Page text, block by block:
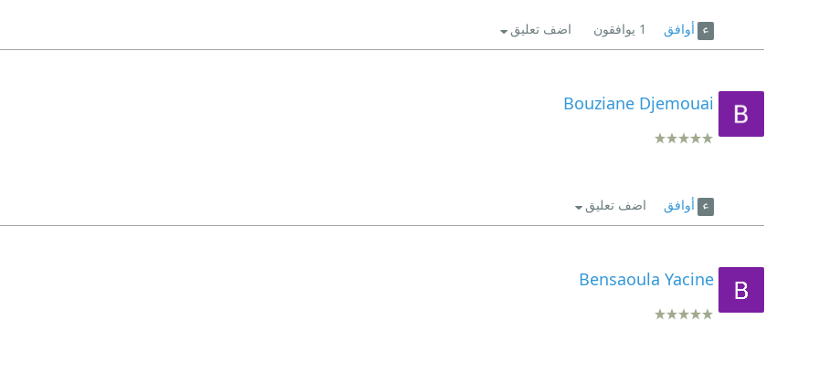
أوافق 1 يوافقون اضف تعليق
Bouziane Djemouai
أوافق اضف تعليق
Bensaoula Yacine